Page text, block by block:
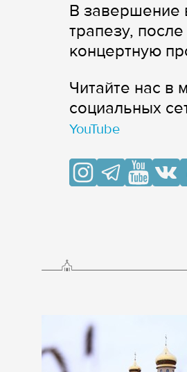
В завершение
трапезу,
концертную
Читайте нас в
cоциальных
YouTube